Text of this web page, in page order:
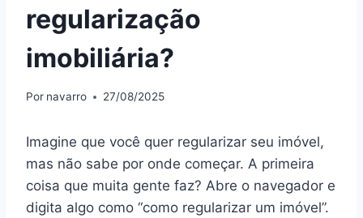
regularização
imobiliária?
Por navarro 27/08/2025
Imagine que você quer regularizar seu imóvel,
mas não sabe por onde começar. A primeira
coisa que muita gente faz? Abre o navegador e
digita algo como “como regularizar um imóvel”.